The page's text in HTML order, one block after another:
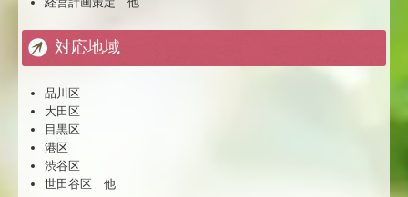
対応地域
品川区
大田区
目黒区
港区
渋谷区
世田谷区 他